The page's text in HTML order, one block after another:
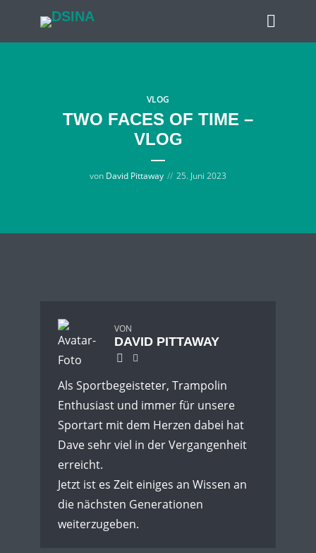
VLOG
TWO FACES OF TIME –
VLOG
von David Pittaway 25. Juni 2023
VON
DAVID PITTAWAY
Als Sportbegeisteter, Trampolin
Enthusiast und immer für unsere
Sportart mit dem Herzen dabei hat
Dave sehr viel in der Vergangenheit
erreicht.
Jetzt ist es Zeit einiges an Wissen an
die nächsten Generationen
weiterzugeben.